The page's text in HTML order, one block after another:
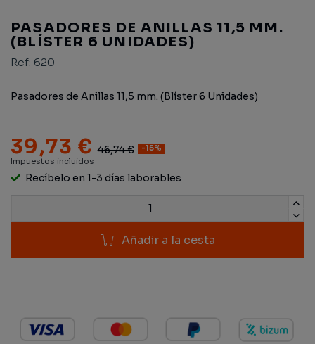
PASADORES DE ANILLAS 11,5 MM.
(BLÍSTER 6 UNIDADES)
Ref: 620
Pasadores de Anillas 11,5 mm. (Blíster 6 Unidades)
39,73 € 46,74 € -15%
Impuestos incluidos
Recíbelo en 1-3 días laborables
Añadir a la cesta